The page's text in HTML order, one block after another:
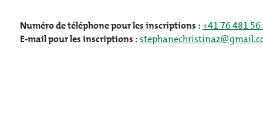
Numéro de téléphone pour les inscriptions :+41 76 481 56
E-mail pour les inscriptions :